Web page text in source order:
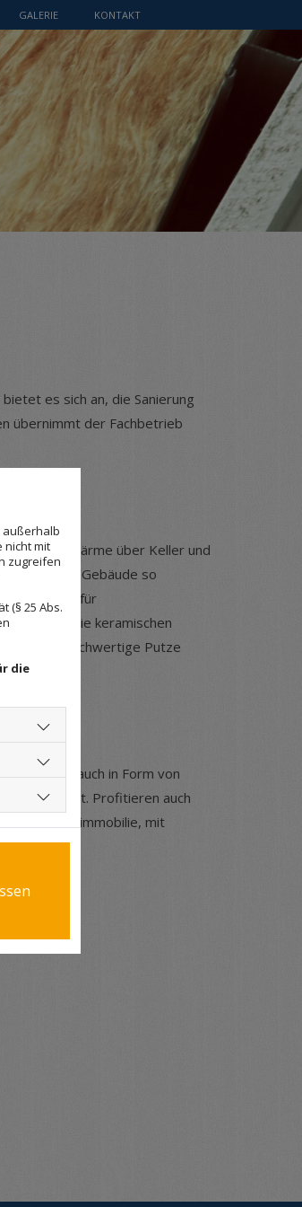
GALERIE KONTAKT
es sich an, die Sanierung
übernimmt der Fachbetrieb
kann viel Wärme über Keller und
wird das Gebäude so
gleichzeitig für
wie keramischen
hochwertige Putze
als auch in Form von
umgesetzt. Profitieren auch
Gewerbeimmobilie, mit
außerhalb
nicht mit
zugreifen
(§ 25 Abs.
die